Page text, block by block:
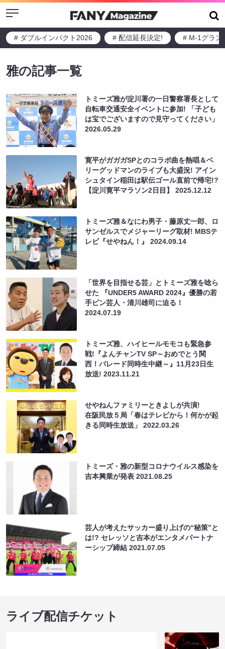
Menu
# ダブルインパクト2026 # 配信延長決定! # M-1グラン
雅の記事一覧
トミーズ雅が淀川署の一日警察署長として
自転車交通安全イベントに参加! 「子ども
は宝でございますので見守ってください」
2026.05.29
寛平がガガガSPとのコラボ曲を熱唱＆ベ
リーグッドマンのライブも大盛況! アイン
シュタイン稲田は駅伝ゴール直前で帰宅!?
【淀川寛平マラソン2日目】2025.12.12
トミーズ雅＆なにわ男子・藤原丈一郎、ロ
サンゼルスでメジャーリーグ取材! MBSテ
レビ『せやねん！』2024.09.14
「世界を目指せる芸」とトミーズ雅を唸ら
せた 『UNDER5 AWARD 2024』優勝の若
手ピン芸人・清川雄司に迫る！
2024.07.19
トミーズ雅、ハイヒールモモコも緊急参
戦!『よんチャンTV SP～おめでとう関
西！パレード同時生中継～』11月23日生
放送!2023.11.21
せやねんファミリーときよしが共演!
在阪民放５局「春はテレビから！何かが起
きる同時生放送」2022.03.26
トミーズ・雅の新型コロナウイルス感染を
吉本興業が発表2021.08.25
芸人が考えたサッカー盛り上げの“秘策”と
は!? セレッソと吉本がエンタメパートナ
ーシップ締結2021.07.05
ライブ配信チケット